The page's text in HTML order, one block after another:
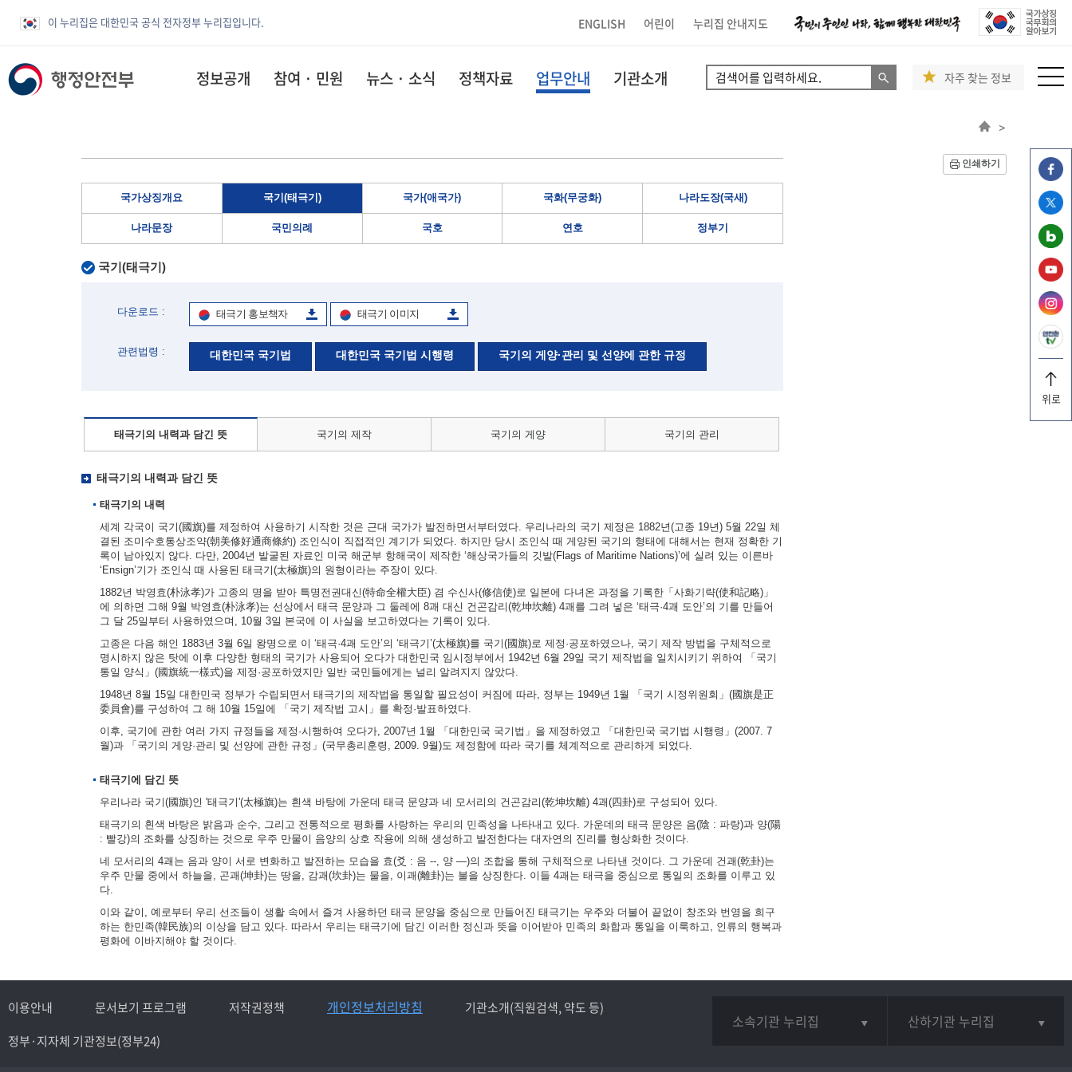
이 누리집은 대한민국 공식 전자정부 누리집입니다. ENGLISH 어린이 누리집 안내지도
위로
정보공개 참여 · 민원 뉴스 · 소식 정책자료 업무안내 기관소개 자주 찾는 정보
>
인쇄하기
국가상징개요 국기(태극기) 국가(애국가) 국화(무궁화) 나라도장(국새)
나라문장 국민의례 국호 연호 정부기
국기(태극기)
다운로드 : 태극기 홍보책자 태극기 이미지
관련법령 : 대한민국 국기법 대한민국 국기법 시행령 국기의 게양·관리 및 선양에 관한 규정
태극기의 내력과 담긴 뜻 국기의 제작 국기의 게양 국기의 관리
태극기의 내력과 담긴 뜻
태극기의 내력
세계 각국이 국기(國旗)를 제정하여 사용하기 시작한 것은 근대 국가가 발전하면서부터였다. 우리나라의 국기 제정은 1882년(고종 19년) 5월 22일 체
결된 조미수호통상조약(朝美修好通商條約) 조인식이 직접적인 계기가 되었다. 하지만 당시 조인식 때 게양된 국기의 형태에 대해서는 현재 정확한 기
록이 남아있지 않다. 다만, 2004년 발굴된 자료인 미국 해군부 항해국이 제작한 ‘해상국가들의 깃발(Flags of Maritime Nations)’에 실려 있는 이른바
‘Ensign’기가 조인식 때 사용된 태극기(太極旗)의 원형이라는 주장이 있다.
1882년 박영효(朴泳孝)가 고종의 명을 받아 특명전권대신(特命全權大臣) 겸 수신사(修信使)로 일본에 다녀온 과정을 기록한「사화기략(使和記略)」
에 의하면 그해 9월 박영효(朴泳孝)는 선상에서 태극 문양과 그 둘레에 8괘 대신 건곤감리(乾坤坎離) 4괘를 그려 넣은 ‘태극·4괘 도안’의 기를 만들어
그 달 25일부터 사용하였으며, 10월 3일 본국에 이 사실을 보고하였다는 기록이 있다.
고종은 다음 해인 1883년 3월 6일 왕명으로 이 ‘태극·4괘 도안’의 ‘태극기’(太極旗)를 국기(國旗)로 제정·공포하였으나, 국기 제작 방법을 구체적으로
명시하지 않은 탓에 이후 다양한 형태의 국기가 사용되어 오다가 대한민국 임시정부에서 1942년 6월 29일 국기 제작법을 일치시키기 위하여 「국기
통일 양식」(國旗統一樣式)을 제정·공포하였지만 일반 국민들에게는 널리 알려지지 않았다.
1948년 8월 15일 대한민국 정부가 수립되면서 태극기의 제작법을 통일할 필요성이 커짐에 따라, 정부는 1949년 1월 「국기 시정위원회」(國旗是正
委員會)를 구성하여 그 해 10월 15일에 「국기 제작법 고시」를 확정·발표하였다.
이후, 국기에 관한 여러 가지 규정들을 제정·시행하여 오다가, 2007년 1월 「대한민국 국기법」을 제정하였고 「대한민국 국기법 시행령」(2007. 7
월)과 「국기의 게양·관리 및 선양에 관한 규정」(국무총리훈령, 2009. 9월)도 제정함에 따라 국기를 체계적으로 관리하게 되었다.
태극기에 담긴 뜻
우리나라 국기(國旗)인 '태극기'(太極旗)는 흰색 바탕에 가운데 태극 문양과 네 모서리의 건곤감리(乾坤坎離) 4괘(四卦)로 구성되어 있다.
태극기의 흰색 바탕은 밝음과 순수, 그리고 전통적으로 평화를 사랑하는 우리의 민족성을 나타내고 있다. 가운데의 태극 문양은 음(陰 : 파랑)과 양(陽
: 빨강)의 조화를 상징하는 것으로 우주 만물이 음양의 상호 작용에 의해 생성하고 발전한다는 대자연의 진리를 형상화한 것이다.
네 모서리의 4괘는 음과 양이 서로 변화하고 발전하는 모습을 효(爻 : 음 --, 양 ―)의 조합을 통해 구체적으로 나타낸 것이다. 그 가운데 건괘(乾卦)는
우주 만물 중에서 하늘을, 곤괘(坤卦)는 땅을, 감괘(坎卦)는 물을, 이괘(離卦)는 불을 상징한다. 이들 4괘는 태극을 중심으로 통일의 조화를 이루고 있
다.
이와 같이, 예로부터 우리 선조들이 생활 속에서 즐겨 사용하던 태극 문양을 중심으로 만들어진 태극기는 우주와 더불어 끝없이 창조와 번영을 희구
하는 한민족(韓民族)의 이상을 담고 있다. 따라서 우리는 태극기에 담긴 이러한 정신과 뜻을 이어받아 민족의 화합과 통일을 이룩하고, 인류의 행복과
평화에 이바지해야 할 것이다.
이용안내 문서보기 프로그램 저작권정책 개인정보처리방침
기관소개(직원검색, 약도 등)
정부·지자체 기관정보(정부24)
소속기관 누리집 산하기관 누리집